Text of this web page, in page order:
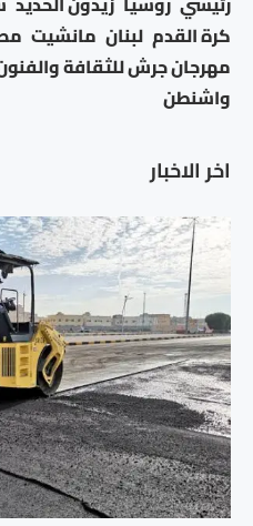
اخر الاخبار
كرة القدم لبنان مانشيت
مهرجان جرش للثقافة
واشنطن